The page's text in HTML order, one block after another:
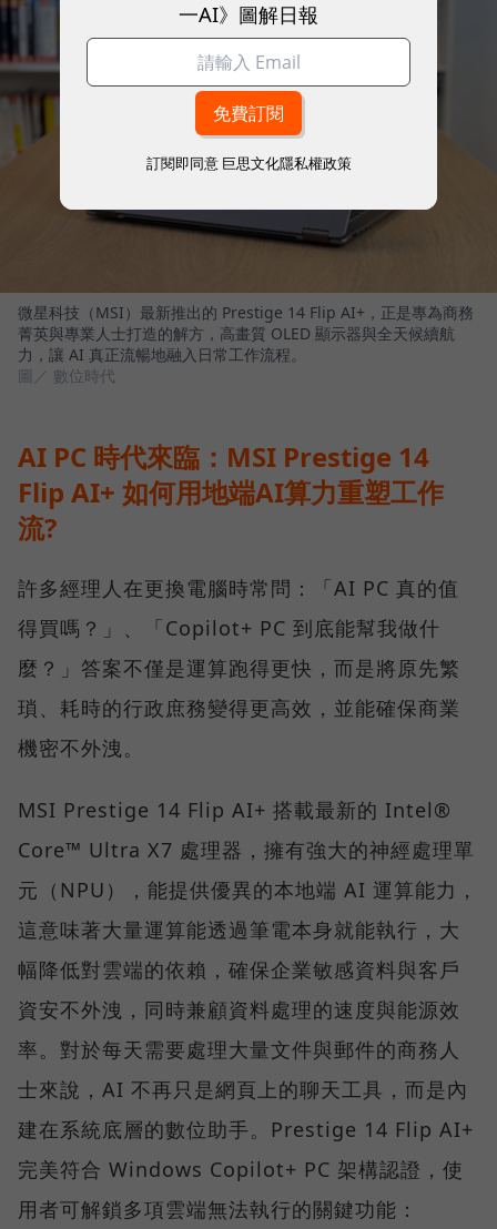
微星科技（MSI）最新推出的 Prestige 14 Flip AI+，正是專為商務
菁英與專業人士打造的解方，高畫質 OLED 顯示器與全天候續航
力，讓 AI 真正流暢地融入日常工作流程。
圖／ 數位時代
AI PC 時代來臨：MSI Prestige 14
Flip AI+ 如何用地端AI算力重塑工作
流?
許多經理人在更換電腦時常問：「AI PC 真的值
得買嗎？」、「Copilot+ PC 到底能幫我做什
麼？」答案不僅是運算跑得更快，而是將原先繁
瑣、耗時的行政庶務變得更高效，並能確保商業
機密不外洩。
MSI Prestige 14 Flip AI+ 搭載最新的 Intel®
Core™ Ultra X7 處理器，擁有強大的神經處理單
元（NPU），能提供優異的本地端 AI 運算能力，
這意味著大量運算能透過筆電本身就能執行，大
幅降低對雲端的依賴，確保企業敏感資料與客戶
資安不外洩，同時兼顧資料處理的速度與能源效
率。對於每天需要處理大量文件與郵件的商務人
士來說，AI 不再只是網頁上的聊天工具，而是內
建在系統底層的數位助手。Prestige 14 Flip AI+
完美符合 Windows Copilot+ PC 架構認證，使
用者可解鎖多項雲端無法執行的關鍵功能：
一AI》圖解日報
訂閱即同意 巨思文化隱私權政策